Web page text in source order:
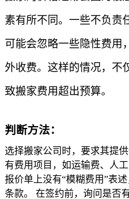
素有所不同。一些不负责
可能会忽略一些隐性费用
外收费。这样的情况，不
致搬家费用超出预算。
判断方法：
选择搬家公司时，要求其提
有费用项目，如运输费、人
报价单上没有“模糊费用”表
条款。 在签约前，询问是否